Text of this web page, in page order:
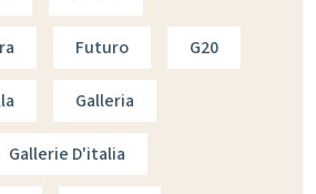
Futuro G20
Galleria
Gallerie D'italia